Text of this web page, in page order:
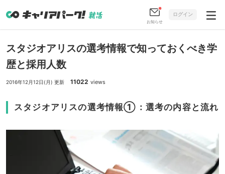
お知らせ
ログイン
スタジオアリスの選考情報で知っておくべき学
歴と採用人数
2016年12月12日(月) 更新 11022 views
スタジオアリスの選考情報①：選考の内容と流れ